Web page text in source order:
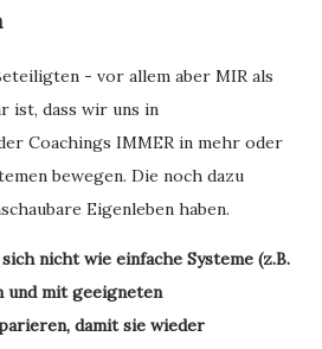
- vor allem aber MIR als
ist, dass wir uns in
Coachings IMMER in mehr oder
bewegen. Die noch dazu
Eigenleben haben.
nicht wie einfache Systeme (z.B.
und mit geeigneten
damit sie wieder